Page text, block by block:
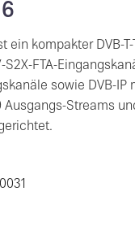
ein kompakter DVB-
S2X-FTA-
sowie DVB-IP
Ausgangs-Streams